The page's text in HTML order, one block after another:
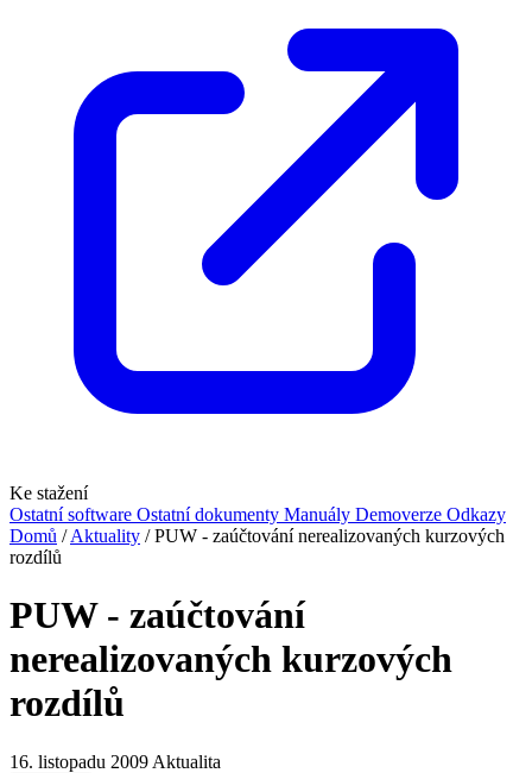
Ke stažení
Ostatní software Ostatní dokumenty Manuály Demoverze Odkazy
Domů / Aktuality / PUW - zaúčtování nerealizovaných kurzových
rozdílů
PUW - zaúčtování
nerealizovaných kurzových
rozdílů
16. listopadu 2009 Aktualita